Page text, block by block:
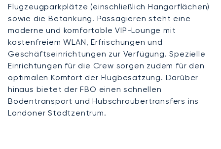
Flugzeugparkplätze (einschließlich Hangarflächen)
sowie die Betankung. Passagieren steht eine
moderne und komfortable VIP-Lounge mit
kostenfreiem WLAN, Erfrischungen und
Geschäftseinrichtungen zur Verfügung. Spezielle
Einrichtungen für die Crew sorgen zudem für den
optimalen Komfort der Flugbesatzung. Darüber
hinaus bietet der FBO einen schnellen
Bodentransport und Hubschraubertransfers ins
Londoner Stadtzentrum.